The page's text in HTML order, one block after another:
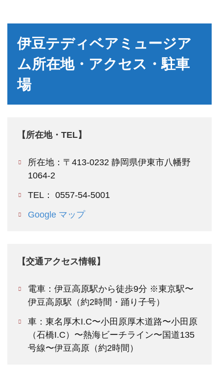
伊豆テディベアミュージア
ム所在地・アクセス・駐車
場
【所在地・TEL】
所在地：〒413-0232 静岡県伊東市八幡野
1064-2
TEL： 0557-54-5001
Google マップ
【交通アクセス情報】
電車：伊豆高原駅から徒歩9分 ※東京駅〜
伊豆高原駅（約2時間・踊り子号）
車：東名厚木I.C〜小田原厚木道路〜小田原
（石橋I.C）〜熱海ビーチライン〜国道135
号線〜伊豆高原（約2時間）